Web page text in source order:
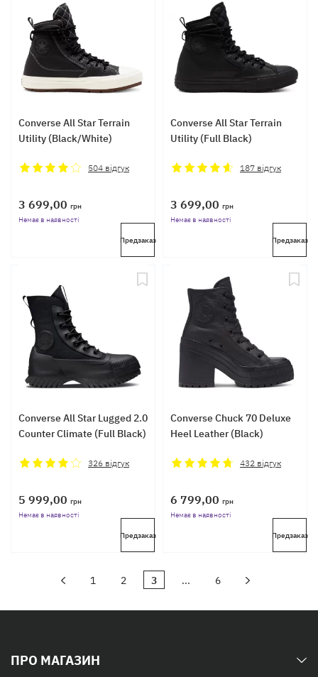
Converse All Star Terrain
Utility (Black/White)
504 відгук
3 699,00 грн
Немає в наявності
Предзаказ
Converse All Star Terrain
Utility (Full Black)
187 відгук
3 699,00 грн
Немає в наявності
Предзаказ
Converse All Star Lugged 2.0
Counter Climate (Full Black)
326 відгук
5 999,00 грн
Немає в наявності
Предзаказ
Converse Chuck 70 Deluxe
Heel Leather (Black)
432 відгук
6 799,00 грн
Немає в наявності
Предзаказ
1 2 3 ... 6
ПРО МАГАЗИН